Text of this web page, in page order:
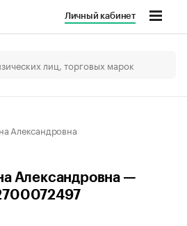
Личный кабинет
Александровна
Александровна —